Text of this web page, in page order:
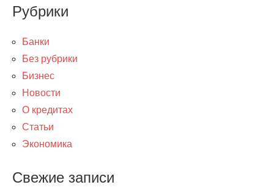
Рубрики
Банки
Без рубрики
Бизнес
Новости
О кредитах
Статьи
Экономика
Свежие записи